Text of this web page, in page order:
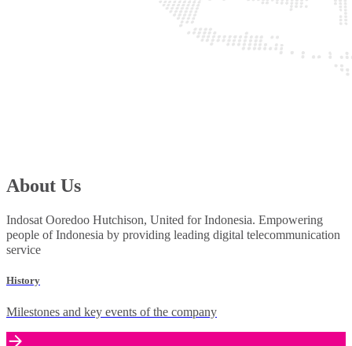
About Us
Indosat Ooredoo Hutchison, United for Indonesia. Empowering
people of Indonesia by providing leading digital telecommunication
service
History
Milestones and key events of the company